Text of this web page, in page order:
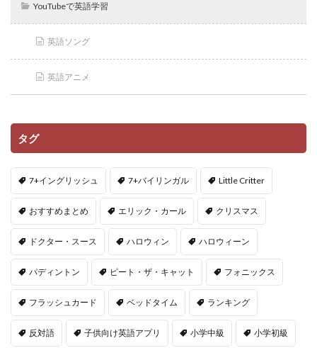
YouTubeで英語学習
英語ソング
英語アニメ
タグ
7+イングリッシュ 7+バイリンガル Little Critter
おすすめまとめ エリック・カール クリスマス
ドクター・スース ハロウィン ハロウィーン
パディントン ピート・ザ・キャット フォニックス
フラッシュカード ベッドタイム ランキング
反対語 子供向け英語アプリ 小学中級 小学初級